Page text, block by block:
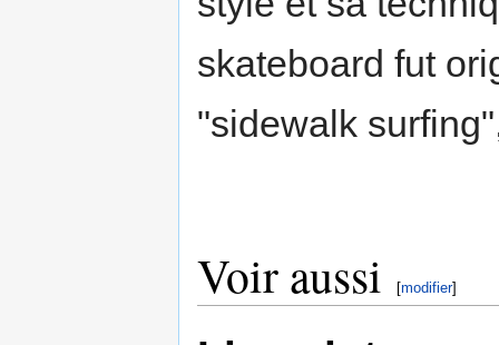
skateboard fut
"sidewalk
Voir aussi [modifier]